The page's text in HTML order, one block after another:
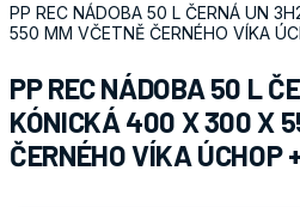
PP REC NÁDOBA 50 L ČERNÁ UN
550 MM VČETNĚ ČERNÉHO VÍKA
PP REC NÁDOBA 50 L
KÓNICKÁ 400 X 300 X
ČERNÉHO VÍKA ÚCHOP